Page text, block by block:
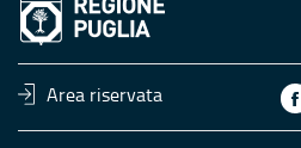
Area riservata